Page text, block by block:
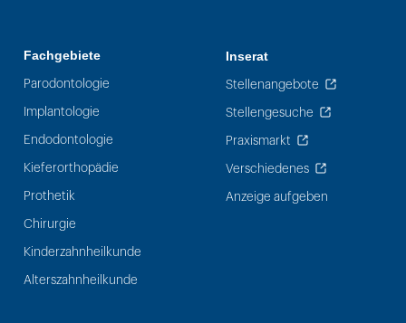
Fachgebiete
Parodontologie
Implantologie
Endodontologie
Kieferorthopädie
Prothetik
Chirurgie
Kinderzahnheilkunde
Alterszahnheilkunde
Inserat
Stellenangebote
Stellengesuche
Praxismarkt
Verschiedenes
Anzeige aufgeben